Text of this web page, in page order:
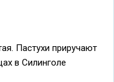
Пастухи приручают
в Силинголе